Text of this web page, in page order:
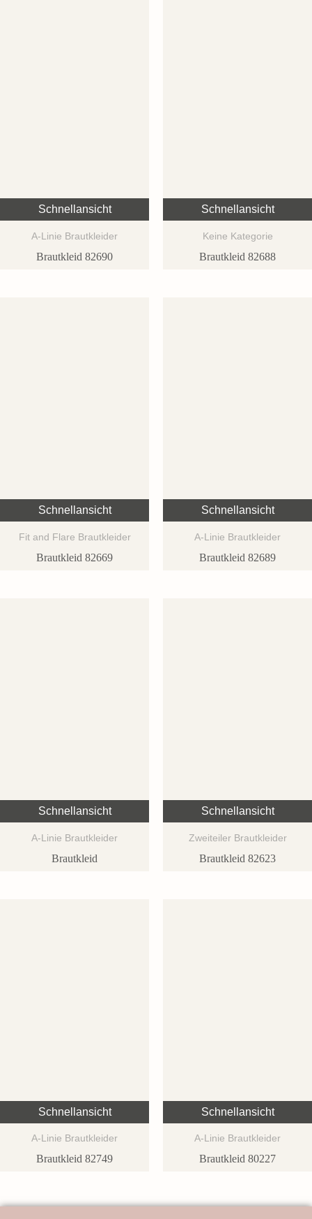
Schnellansicht
A-Linie Brautkleider
Brautkleid 82690
Schnellansicht
Keine Kategorie
Brautkleid 82688
Schnellansicht
Fit and Flare Brautkleider
Brautkleid 82669
Schnellansicht
A-Linie Brautkleider
Brautkleid 82689
Schnellansicht
A-Linie Brautkleider
Brautkleid
Schnellansicht
Zweiteiler Brautkleider
Brautkleid 82623
Schnellansicht
A-Linie Brautkleider
Brautkleid 82749
Schnellansicht
A-Linie Brautkleider
Brautkleid 80227